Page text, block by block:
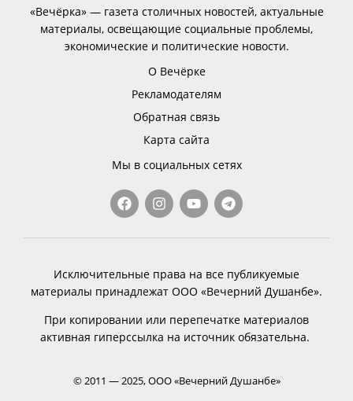
«Вечёрка» — газета столичных новостей, актуальные
материалы, освещающие социальные проблемы,
экономические и политические новости.
О Вечёрке
Рекламодателям
Обратная связь
Карта сайта
Мы в социальных сетях
Исключительные права на все публикуемые
материалы принадлежат ООО «Вечерний Душанбе».
При копировании или перепечатке материалов
активная гиперссылка на источник обязательна.
© 2011 — 2025, ООО «Вечерний Душанбе»